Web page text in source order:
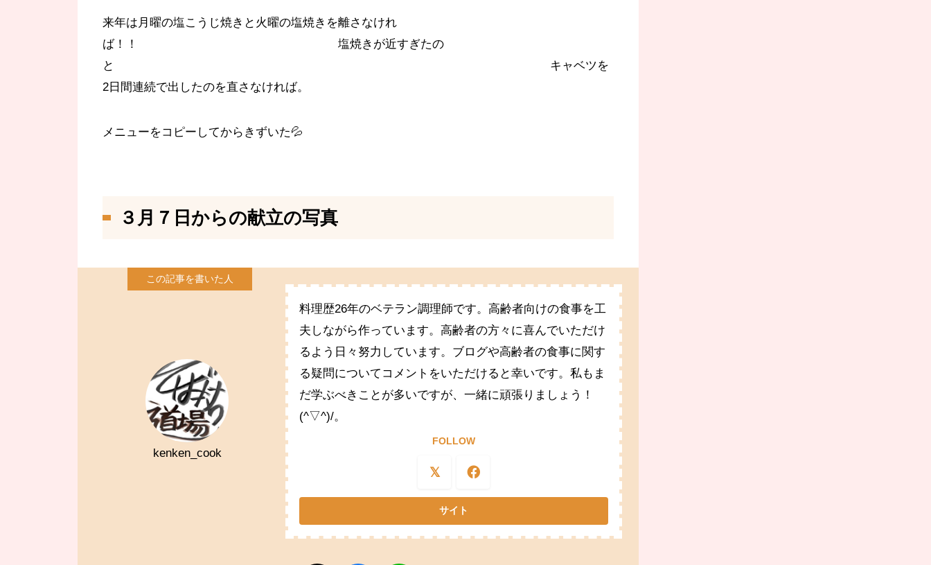
来年は月曜の塩こうじ焼きと火曜の塩焼きを離さなけれ
ば！！ 塩焼きが近すぎたの
と キャベツを
2日間連続で出したのを直さなければ。
メニューをコピーしてからきずいた💦
３月７日からの献立の写真
kenken_cook
料理歴26年のベテラン調理師です。高齢者向けの食事を工
夫しながら作っています。高齢者の方々に喜んでいただけ
るよう日々努力しています。ブログや高齢者の食事に関す
る疑問についてコメントをいただけると幸いです。私もま
だ学ぶべきことが多いですが、一緒に頑張りましょう！
(^▽^)/。
FOLLOW